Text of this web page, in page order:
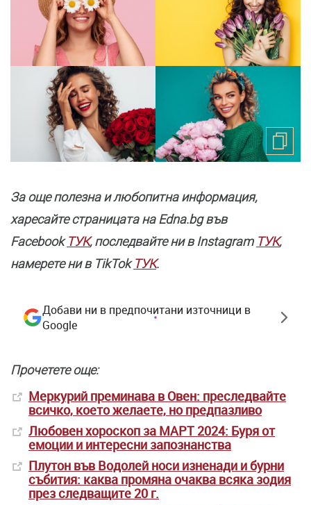
За още полезнa и любопитна информация,
харесайте страницата нa Edna.bg във
FacebookТУК, последвайте ни в Instagram ТУК,
намерете ни в TikTokТУК.
Добави ни в предпочитани източници в
Google
Прочетете още:
Меркурий преминава в Овен: преследвайте
всичко, което желаете, но предпазливо
Любовен хороскоп за МАРТ 2024: Буря от
емоции и интересни запознанства
Плутон във Водолей носи изненади и бурни
събития: каква промяна очаква всяка зодия
през следващите 20 г.